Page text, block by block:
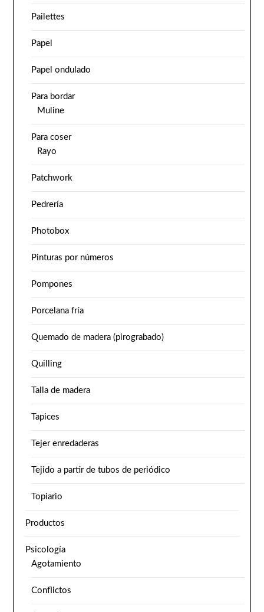
Pailettes
Papel
Papel ondulado
Para bordar
Muline
Para coser
Rayo
Patchwork
Pedrería
Photobox
Pinturas por números
Pompones
Porcelana fría
Quemado de madera (pirograbado)
Quilling
Talla de madera
Tapices
Tejer enredaderas
Tejido a partir de tubos de periódico
Topiario
Productos
Psicología
Agotamiento
Conflictos